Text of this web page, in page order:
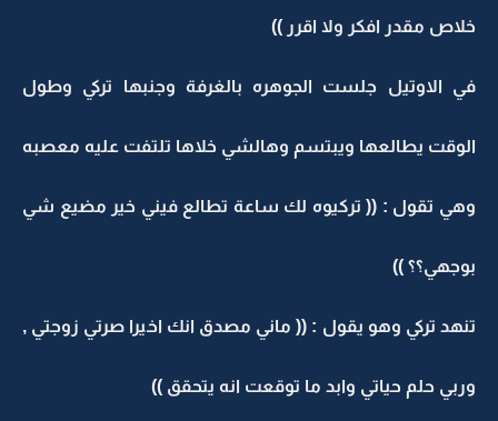
خلاص مقدر افكر ولا اقرر ))
في الاوتيل جلست الجوهره بالغرفة وجنبها تركي وطول
الوقت يطالعها ويبتسم وهالشي خلاها تلتفت عليه معصبه
وهي تقول : (( تركيوه لك ساعة تطالع فيني خير مضيع شي
بوجهي؟؟ ))
تنهد تركي وهو يقول : (( ماني مصدق انك اخيرا صرتي زوجتي ,
وربي حلم حياتي وابد ما توقعت انه يتحقق ))